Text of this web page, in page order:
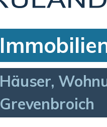
Häuser,
Grevenbroich